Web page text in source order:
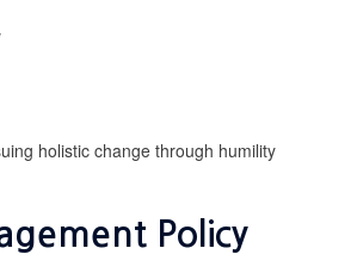
holistic change through humility
Policy